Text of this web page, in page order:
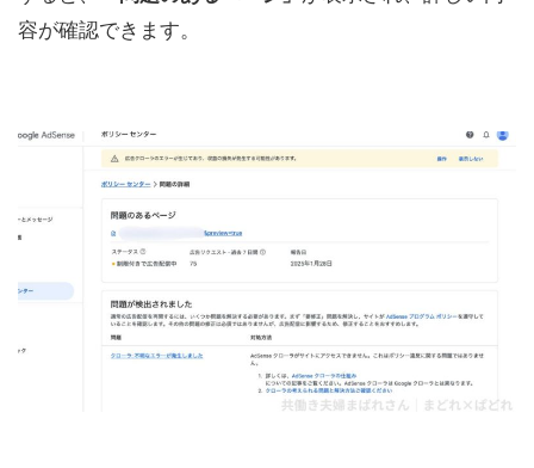
容が確認できます。